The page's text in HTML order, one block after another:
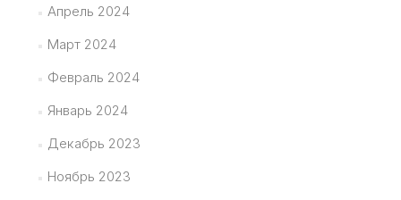
Апрель 2024
Март 2024
Февраль 2024
Январь 2024
Декабрь 2023
Ноябрь 2023